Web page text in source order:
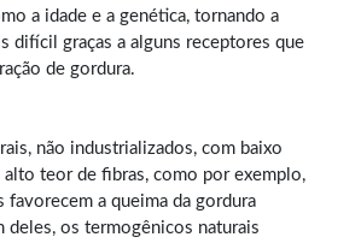
a idade e a genética, tornando a
difícil graças a alguns receptores que
de gordura.
não industrializados, com baixo
alto teor de fibras, como por exemplo,
favorecem a queima da gordura
deles, os termogênicos naturais